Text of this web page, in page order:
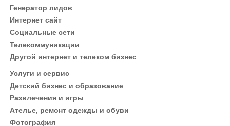
Генератор лидов
Интернет сайт
Социальные сети
Телекоммуникации
Другой интернет и телеком бизнес
Услуги и сервис
Детский бизнес и образование
Развлечения и игры
Ателье, ремонт одежды и обуви
Фотография